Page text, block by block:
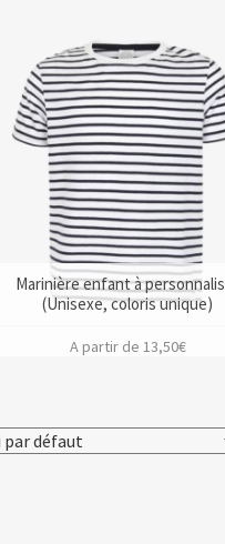
Marinière enfant à
(Unisexe, coloris unique)
A partir de 13,50€